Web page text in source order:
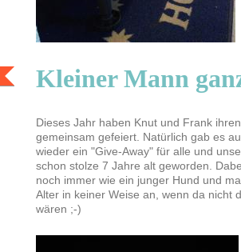
Kleiner Mann
Dieses Jahr haben Knut und Frank
gemeinsam gefeiert. Natürlich gab es
wieder ein "Give-Away" für alle und
schon stolze 7 Jahre alt geworden.
noch immer wie ein junger Hund und
Alter in keiner Weise an, wenn da nicht
wären ;-)